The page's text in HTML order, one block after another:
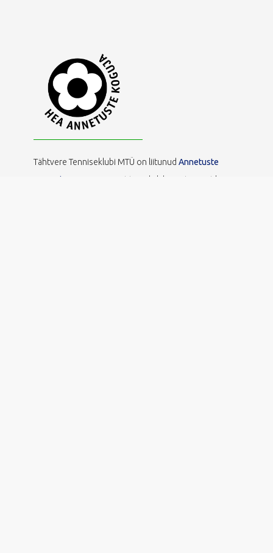
Tähtvere Tenniseklubi MTÜ on liitunud Annetuste
Kogumise Hea Tavaga,
et tagada läbipaistev, eetiline ja